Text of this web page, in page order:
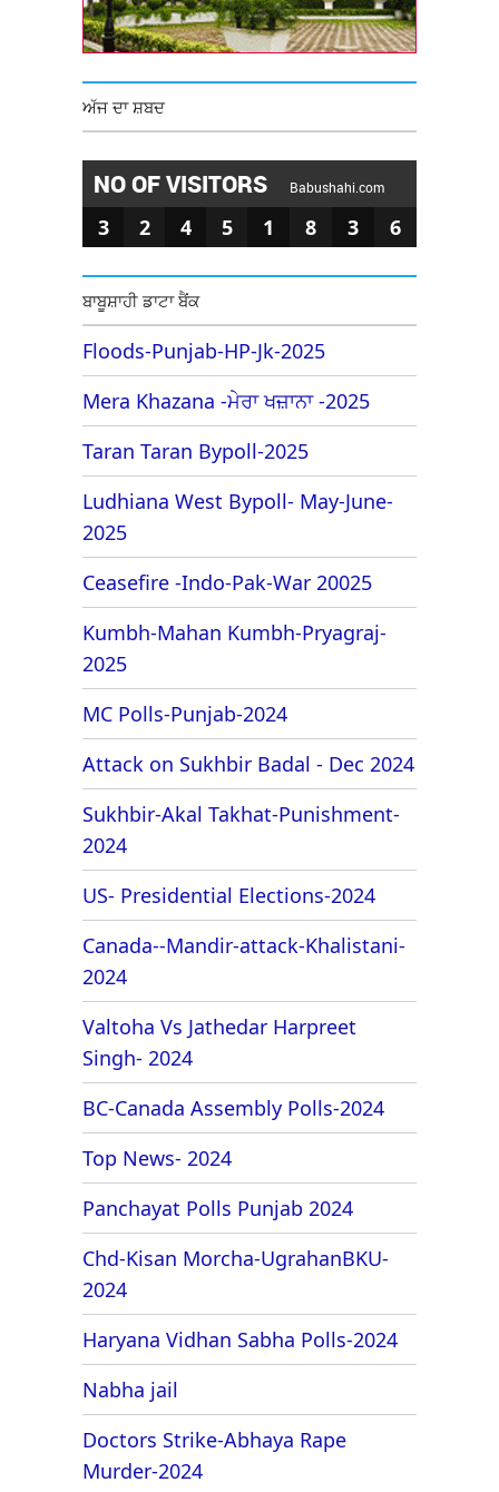
ਅੱਜ ਦਾ ਸ਼ਬਦ
NO OF VISITORS Babushahi.com
3 2 4 5 1 8 3 6
ਬਾਬੂਸ਼ਾਹੀ ਡਾਟਾ ਬੈਂਕ
Floods-Punjab-HP-Jk-2025
Mera Khazana -ਮੇਰਾ ਖਜ਼ਾਨਾ -2025
Taran Taran Bypoll-2025
Ludhiana West Bypoll- May-June-
2025
Ceasefire -Indo-Pak-War 20025
Kumbh-Mahan Kumbh-Pryagraj-
2025
MC Polls-Punjab-2024
Attack on Sukhbir Badal - Dec 2024
Sukhbir-Akal Takhat-Punishment-
2024
US- Presidential Elections-2024
Canada--Mandir-attack-Khalistani-
2024
Valtoha Vs Jathedar Harpreet
Singh- 2024
BC-Canada Assembly Polls-2024
Top News- 2024
Panchayat Polls Punjab 2024
Chd-Kisan Morcha-UgrahanBKU-
2024
Haryana Vidhan Sabha Polls-2024
Nabha jail
Doctors Strike-Abhaya Rape
Murder-2024